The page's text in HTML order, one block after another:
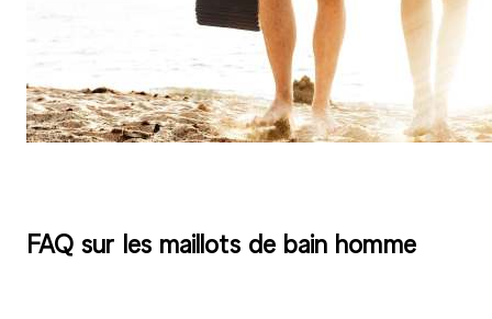
FAQ sur les maillots de bain homme